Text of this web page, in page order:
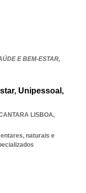
E BEM-ESTAR,
Unipessoal,
LISBOA,
naturais e